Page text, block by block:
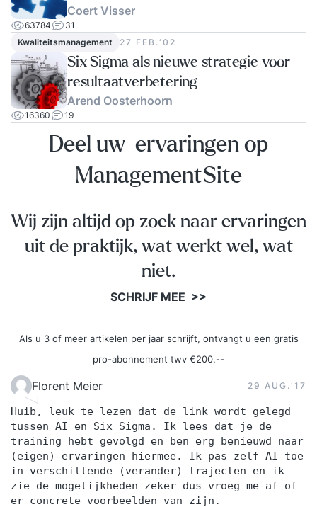
Coert Visser
63784
31
Kwaliteitsmanagement
27 FEB.‘02
Six Sigma als nieuwe strategie voor
resultaatverbetering
Arend Oosterhoorn
16360 19
Deel uw ervaringen op
ManagementSite
Wij zijn altijd op zoek naar ervaringen
uit de praktijk, wat werkt wel, wat
niet.
SCHRIJF MEE >>
Als u 3 of meer artikelen per jaar schrijft, ontvangt u een gratis
pro-abonnement twv €200,--
Florent Meier 29 AUG.‘17
Huib, leuk te lezen dat de link wordt gelegd
tussen AI en Six Sigma. Ik lees dat je de
training hebt gevolgd en ben erg benieuwd naar
(eigen) ervaringen hiermee. Ik pas zelf AI toe
in verschillende (verander) trajecten en ik
zie de mogelijkheden zeker dus vroeg me af of
er concrete voorbeelden van zijn.